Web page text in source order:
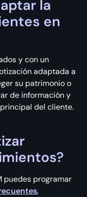
la
en
y con un
adaptada a
su patrimonio o
de información y
del cliente.
puedes programar
,